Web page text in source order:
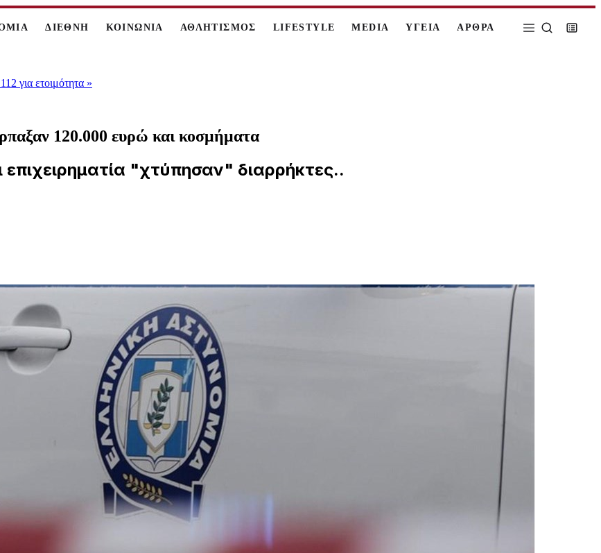
ΔΙΕΘΝΗ ΚΟΙΝΩΝΙΑ ΑΘΛΗΤΙΣΜΟΣ LIFESTYLE MEDIA ΥΓΕΙΑ ΑΡΘΡΑ
για ετοιμότητα »
120.000 ευρώ και κοσμήματα
επιχειρηματία "χτύπησαν" διαρρήκτες..